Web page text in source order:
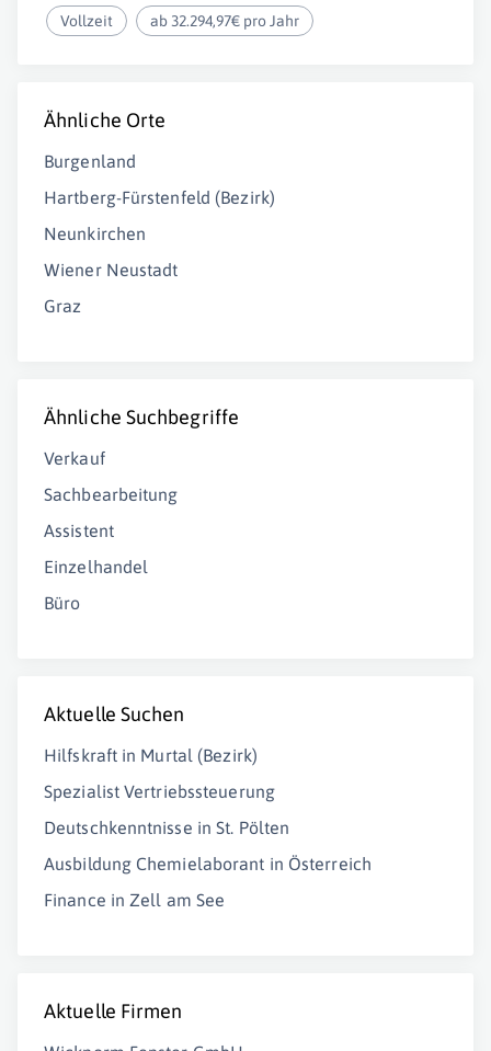
Vollzeit ab 32.294,97€ pro Jahr
Ähnliche Orte
Burgenland
Hartberg-Fürstenfeld (Bezirk)
Neunkirchen
Wiener Neustadt
Graz
Ähnliche Suchbegriffe
Verkauf
Sachbearbeitung
Assistent
Einzelhandel
Büro
Aktuelle Suchen
Hilfskraft in Murtal (Bezirk)
Spezialist Vertriebssteuerung
Deutschkenntnisse in St. Pölten
Ausbildung Chemielaborant in Österreich
Finance in Zell am See
Aktuelle Firmen